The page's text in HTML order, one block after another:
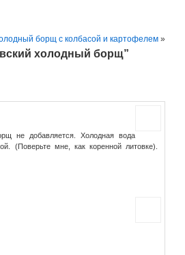
борщ с колбасой и картофелем »
холодный борщ”
не добавляется. Холодная вода
(Поверьте мне, как коренной литовке).